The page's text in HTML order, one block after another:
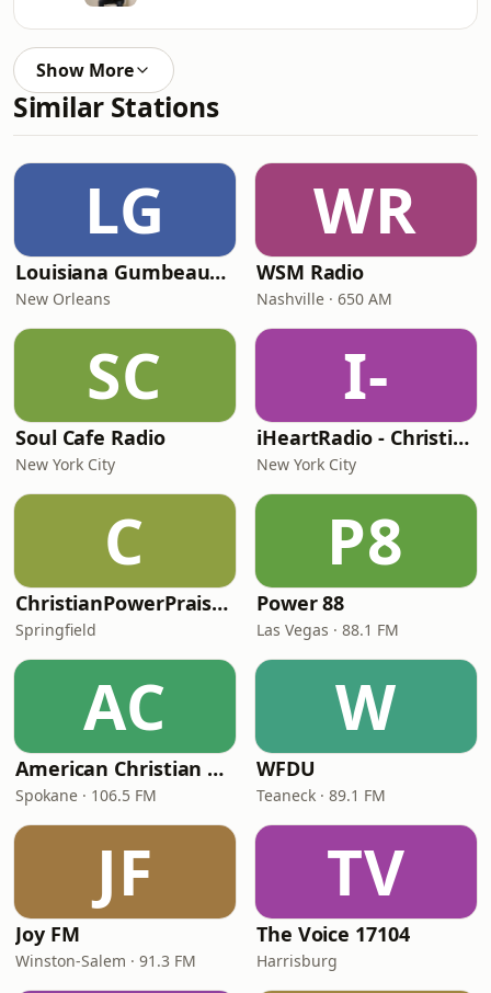
Show More
Similar Stations
LG
Louisiana Gumbeaux Radio
New Orleans
WR
WSM Radio
Nashville · 650 AM
SC
Soul Cafe Radio
New York City
I-
iHeartRadio - Christian Top 20
New York City
C
ChristianPowerPraise.Net
Springfield
P8
Power 88
Las Vegas · 88.1 FM
AC
American Christian Network
Spokane · 106.5 FM
W
WFDU
Teaneck · 89.1 FM
JF
Joy FM
Winston-Salem · 91.3 FM
TV
The Voice 17104
Harrisburg